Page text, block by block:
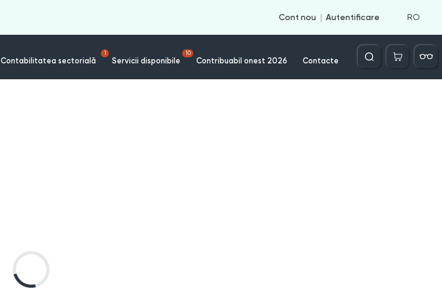
Cont nou Autentificare RO
Contabilitatea sectorială
1
Servicii disponibile
10
Contribuabil onest 2026 Contacte
Căutare